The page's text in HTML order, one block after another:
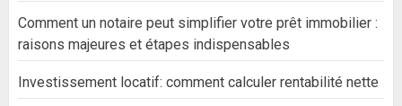
Comment un notaire peut simplifier votre prêt immobilier :
raisons majeures et étapes indispensables
Investissement locatif: comment calculer rentabilité nette